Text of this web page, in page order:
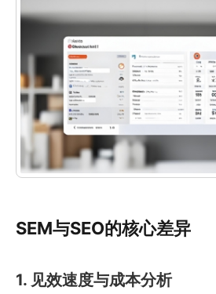
SEM与SEO的核心差异
1. 见效速度与成本分析